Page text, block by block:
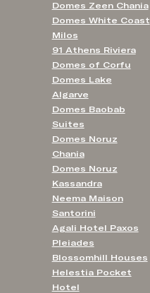
Domes Zeen Chania
Domes White Coast
Milos
91 Athens Riviera
Domes of Corfu
Domes Lake
Algarve
Domes Baobab
Suites
Domes Noruz
Chania
Domes Noruz
Kassandra
Neema Maison
Santorini
Agali Hotel Paxos
Pleiades
Blossomhill Houses
Helestia Pocket
Hotel